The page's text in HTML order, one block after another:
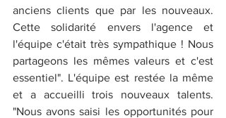
anciens clients que par les nouveaux.
Cette solidarité envers l'agence et
l'équipe c'était très sympathique ! Nous
partageons les mêmes valeurs et c'est
essentiel". L'équipe est restée la même
et a accueilli trois nouveaux talents.
"Nous avons saisi les opportunités pour